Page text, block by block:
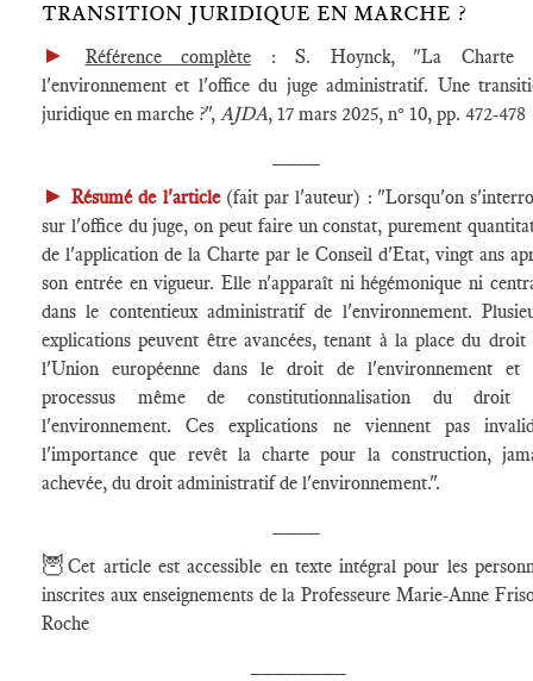
TRANSITION JURIDIQUE EN MARCHE ?
► Référence complète : S. Hoynck, "La Charte
l'environnement et l'office du juge administratif. Une
juridique en marche ?", AJDA, 17 mars 2025, n° 10, pp. 472-478
►Résumé de l'article(fait par l'auteur) : "Lorsqu'on
sur l'office du juge, on peut faire un constat, purement
de l'application de la Charte par le Conseil d'Etat, vingt ans
son entrée en vigueur. Elle n'apparaît ni hégémonique ni
dans le contentieux administratif de l'environnement.
explications peuvent être avancées, tenant à la place du droit
l'Union européenne dans le droit de l'environnement et
processus même de constitutionnalisation du droit
l'environnement. Ces explications ne viennent pas
l'importance que revêt la charte pour la construction,
achevée, du droit administratif de l'environnement.".
🦉Cet article est accessible en texte intégral pour les
inscrites aux enseignements de la Professeure Marie-Anne
Roche